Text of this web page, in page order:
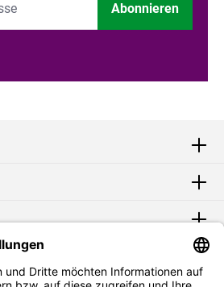
Abonnieren